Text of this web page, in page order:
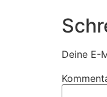
Deine E-